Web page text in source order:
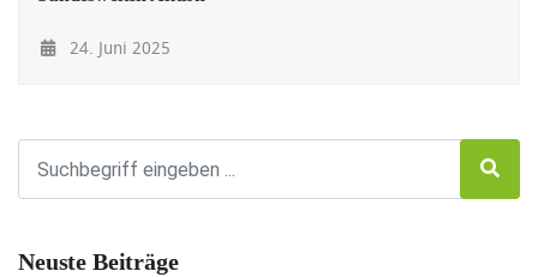
24. Juni 2025
Neuste Beiträge